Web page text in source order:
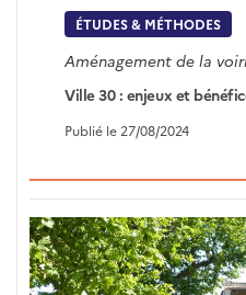
ÉTUDES & MÉTHODES
Aménagement de la
Ville 30 : enjeux et
Publié le 27/08/2024